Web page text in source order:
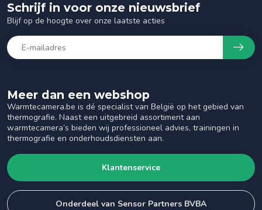
Meer dan een webshop
Warmtecamera.be is dé specialist van België op het gebied van
thermografie. Naast een uitgebreid assortiment aan
warmtecamera’s bieden wij professioneel advies, trainingen in
thermografie en onderhoudsdiensten aan.
Klantenservice
Onderdeel van Sensor Partners BVBA
Schrijf in voor onze nieuwsbrief
Blijf op de hoogte over onze laatste acties